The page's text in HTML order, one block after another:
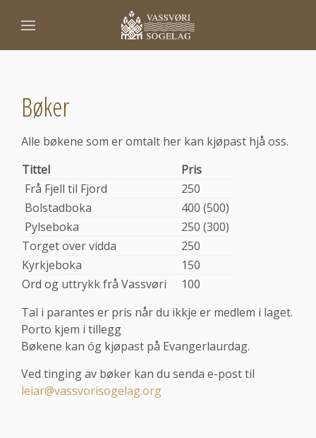
Bøker
Alle bøkene som er omtalt her kan kjøpast hjå oss.
Tittel
Pris
Frå Fjell til Fjord
250
Bolstadboka
400 (500)
Pylseboka
250 (300)
Torget over vidda
250
Kyrkjeboka
150
Ord og uttrykk frå Vassvøri
100
Tal i parantes er pris når du ikkje er medlem i laget.
Porto kjem i tillegg
Bøkene kan óg kjøpast på Evangerlaurdag.
Ved tinging av bøker kan du senda e-post til
leiar@vassvorisogelag.org